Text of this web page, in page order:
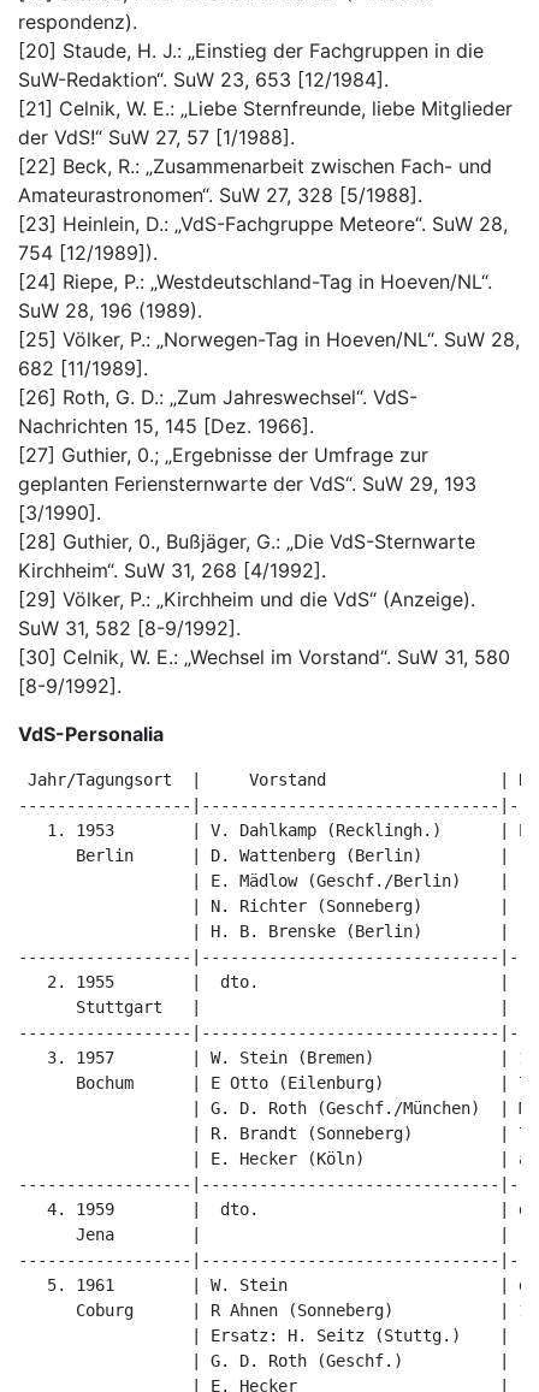
respondenz).
[20] Staude, H. J.: „Einstieg der Fachgruppen in die
SuW-Redaktion“. SuW 23, 653 [12/1984].
[21] Celnik, W. E.: „Liebe Sternfreunde, liebe Mitglieder
der VdS!“ SuW 27, 57 [1/1988].
[22] Beck, R.: „Zusammenarbeit zwischen Fach- und
Amateurastronomen“. SuW 27, 328 [5/1988].
[23] Heinlein, D.: „VdS-Fachgruppe Meteore“. SuW 28,
754 [12/1989]).
[24] Riepe, P.: „Westdeutschland-Tag in Hoeven/NL“.
SuW 28, 196 (1989).
[25] Völker, P.: „Norwegen-Tag in Hoeven/NL“. SuW 28,
682 [11/1989].
[26] Roth, G. D.: „Zum Jahreswechsel“. VdS-
Nachrichten 15, 145 [Dez. 1966].
[27] Guthier, 0.; „Ergebnisse der Umfrage zur
geplanten Feriensternwarte der VdS“. SuW 29, 193
[3/1990].
[28] Guthier, 0., Bußjäger, G.: „Die VdS-Sternwarte
Kirchheim“. SuW 31, 268 [4/1992].
[29] Völker, P.: „Kirchheim und die VdS“ (Anzeige).
SuW 31, 582 [8-9/1992].
[30] Celnik, W. E.: „Wechsel im Vorstand“. SuW 31, 580
[8-9/1992].
VdS-Personalia
Jahr/Tagungsort  |     Vorstand                  | Red. VdS-Nachrichten           
------------------|-------------------------------|--------------------------------
   1. 1953        | V. Dahlkamp (Recklingh.)      | E. Mädlow (Berlin)             
      Berlin      | D. Wattenberg (Berlin)        |                                
                  | E. Mädlow (Geschf./Berlin)    |                                
                  | N. Richter (Sonneberg)        |                                
                  | H. B. Brenske (Berlin)        |                                
------------------|-------------------------------|--------------------------------
   2. 1955        |  dto.                         |  dto.                          
      Stuttgart   |                               |                                
------------------|-------------------------------|--------------------------------
   3. 1957        | W. Stein (Bremen)             | 1-6/56 D. Gudzent (Mü),       
      Bochum      | E Otto (Eilenburg)            | 7/'56 - 6/'57 wieder          
                  | G. D. Roth (Geschf./München)  | Mädlow,                    
                  | R. Brandt (Sonneberg)         | 7/8 '57 E. Heckscher (Bln),   
                  | E. Hecker (Köln)              | ab 9/10 '57 J. Herrm. (BIn)   
------------------|-------------------------------|--------------------------------
   4. 1959        |  dto.                         | dto.                          
      Jena        |                               |                                
------------------|-------------------------------|--------------------------------
   5. 1961        | W. Stein                      | dto.; J. Herrmann ab          
      Coburg      | R Ahnen (Sonneberg)           | 1. 7. '62 in Recklinghausen   
                  | Ersatz: H. Seitz (Stuttg.)    |                                
                  | G. D. Roth (Geschf.)          |                                
                  | E. Hecker                     |                                
                  | R. Brandt                     |                                
                  | Ersatz: J. Herrmann (BIn)     |                                
------------------|-------------------------------|--------------------------------
   6. 1963        |  dto.                         | dto.                          
      Köln        |                               |                                
------------------|-------------------------------|--------------------------------
   7. 1965        | W. Stein                      | dto.,                         
      München     | H. Wolf (Jena)                | erste Jahreshälfte 1967       
                  | G. D. Roth (Geschf.)          | G. D. Roth                    
                  | E. Hecker                     |                                
                  | R. Brandt                     |                                
                  | Ersatz: Seitz u. Herrm.       |                                
------------------|-------------------------------|--------------------------------
   8. 1967        | W. Stein                      | zweite Jh. 1967               
      Landstuhl/  | H. Wolf                       | E. Mädlow u. H. Zimmer (BIn); 
       bei H. Fau | G. D. Roth (Geschf.)          | ab 1967 Red. stab:            
                  | K. Schaifers (Heidelberg)     | Mädl./Zim. und                
                  | H. Oberndorfer (München)      | H. Haug                      
------------------|-------------------------------|--------------------------------
   9. 1969        | F. Frevert (Wetzlar)          | W. Hänig                      
      Berlin      | A. Kunert (Berlin)            | Ch. Kowalec                  
                  | H. Oberndorfer (Geschf.)      | R Völker                     
                  | K. Schaifers                  | W. Wichmann                  
                  | O. Nögel (Landshut)           | 4-5/'70 Kunert u. Zimmer;    
------------------|-------------------------------|--------------------------------
   1. 5. 1970     | F. Frevert                    | Oberndorfer u. Roth          
   außerord. MV   | A. Kunert                     |                                
   in Frankfurt   | H. Oberndorfer (Geschf.)      |                                
                  | O. Nögel                      |                                
                  | K. Schaifers                  |                                
                  | H. L. Neumann (Offenbach)     |                                
                  | W. Carnuth (Garmisch-Park.)   |                                
------------------|-------------------------------|--------------------------------
   10. 1971       | F. Frevert                    | ab 1. 1. 1972:               
       Wetzlar    | A. Kunert                     | G. Zimmermann                
                  | H. Oberndorfer (Geschf.)      |                                
                  | K. Schaifers                  |                                
                  | E. J. Beneke (Stuttgart)      |                                
                  | L. Schmadel (Heidelberg)      |                                
                  | G. Zimmermann (Frankf./M.)    |                                
------------------|-------------------------------|--------------------------------
   11. 1973       |  dto.                         | dto.                        
       Stuttgart  |                               |                                
------------------|-------------------------------|--------------------------------
  12. 1975        | F.Frevert                     | dto
      Reckling-   | A. Kunert                     |
      hausen      | G. Zimmermann (Geschf.)       |		
                  | E. J. Beneke                  |		
                  | P. Höbel (Erlangen)           |		
                  | H. G. Malimann (Glücksburg)   |		
                  | H. Oberndorfer                |  
------------------|-------------------------------|--------------------------------
  13. 1977        | F. Frevert                    | dto
      Darmstadt   | A. Kunert                     |		
                  | H. Oberndorfer (Geschf.)      |